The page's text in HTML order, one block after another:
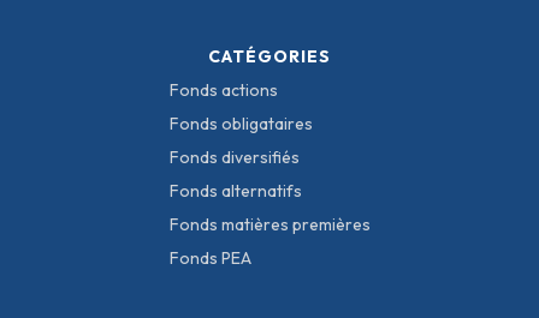
CATÉGORIES
Fonds actions
Fonds obligataires
Fonds diversifiés
Fonds alternatifs
Fonds matières premières
Fonds PEA